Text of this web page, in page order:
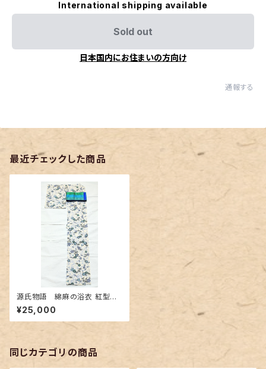
International shipping available
Sold out
日本国内にお住まいの方向け
通報する
最近チェックした商品
源氏物語 綿麻の浴衣 紅型
調 小鳥
¥25,000
同じカテゴリの商品